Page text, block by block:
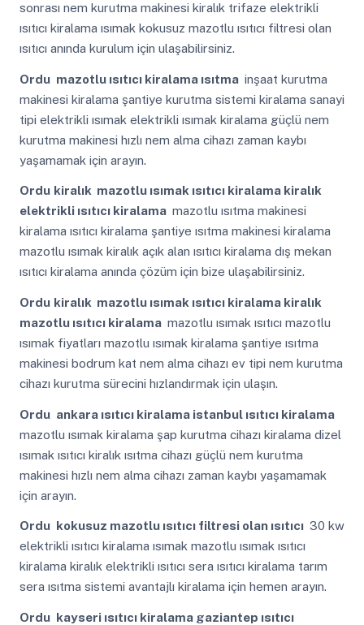
sonrası nem kurutma makinesi kiralık trifaze elektrikli
ısıtıcı kiralama ısımak kokusuz mazotlu ısıtıcı filtresi olan
ısıtıcı anında kurulum için ulaşabilirsiniz.
Ordu mazotlu ısıtıcı kiralama ısıtma inşaat kurutma
makinesi kiralama şantiye kurutma sistemi kiralama sanayi
tipi elektrikli ısımak elektrikli ısımak kiralama güçlü nem
kurutma makinesi hızlı nem alma cihazı zaman kaybı
yaşamamak için arayın.
Ordu kiralık mazotlu ısımak ısıtıcı kiralama kiralık
elektrikli ısıtıcı kiralama mazotlu ısıtma makinesi
kiralama ısıtıcı kiralama şantiye ısıtma makinesi kiralama
mazotlu ısımak kiralık açık alan ısıtıcı kiralama dış mekan
ısıtıcı kiralama anında çözüm için bize ulaşabilirsiniz.
Ordu kiralık mazotlu ısımak ısıtıcı kiralama kiralık
mazotlu ısıtıcı kiralama mazotlu ısımak ısıtıcı mazotlu
ısımak fiyatları mazotlu ısımak kiralama şantiye ısıtma
makinesi bodrum kat nem alma cihazı ev tipi nem kurutma
cihazı kurutma sürecini hızlandırmak için ulaşın.
Ordu ankara ısıtıcı kiralama istanbul ısıtıcı kiralama
mazotlu ısımak kiralama şap kurutma cihazı kiralama dizel
ısımak ısıtıcı kiralık ısıtma cihazı güçlü nem kurutma
makinesi hızlı nem alma cihazı zaman kaybı yaşamamak
için arayın.
Ordu kokusuz mazotlu ısıtıcı filtresi olan ısıtıcı 30 kw
elektrikli ısıtıcı kiralama ısımak mazotlu ısımak ısıtıcı
kiralama kiralık elektrikli ısıtıcı sera ısıtıcı kiralama tarım
sera ısıtma sistemi avantajlı kiralama için hemen arayın.
Ordu kayseri ısıtıcı kiralama gaziantep ısıtıcı